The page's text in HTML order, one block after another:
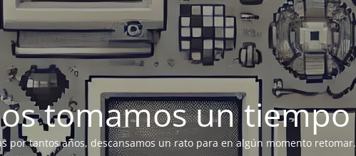
tomamos un tiempo
por tantos años, descansamos un rato para en algún momento retomar.